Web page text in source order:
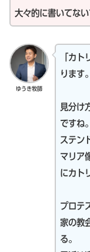
大々的に書いてな
ゆうき牧師
「カ
ります。
見分け
ですね。
ステン
マリア
にカト
プロテ
家の教
る。